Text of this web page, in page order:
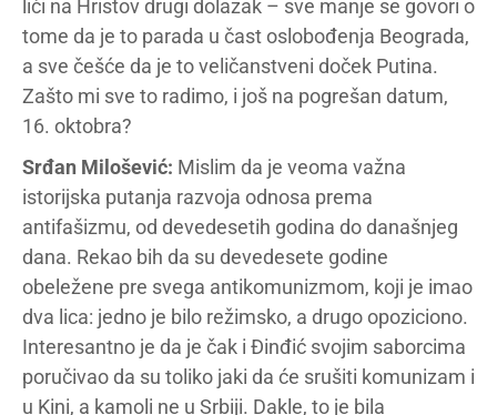
liči na Hristov drugi dolazak – sve manje se govori o
tome da je to parada u čast oslobođenja Beograda,
a sve češće da je to veličanstveni doček Putina.
Zašto mi sve to radimo, i još na pogrešan datum,
16. oktobra?
Srđan Milošević: Mislim da je veoma važna
istorijska putanja razvoja odnosa prema
antifašizmu, od devedesetih godina do današnjeg
dana. Rekao bih da su devedesete godine
obeležene pre svega antikomunizmom, koji je imao
dva lica: jedno je bilo režimsko, a drugo opoziciono.
Interesantno je da je čak i Đinđić svojim saborcima
poručivao da su toliko jaki da će srušiti komunizam i
u Kini, a kamoli ne u Srbiji. Dakle, to je bila